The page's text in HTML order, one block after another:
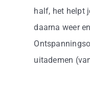
half, het helpt
daarna weer
uitademen